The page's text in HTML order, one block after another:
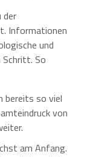
der
Informationen
und
So
so viel
von
am Anfang.